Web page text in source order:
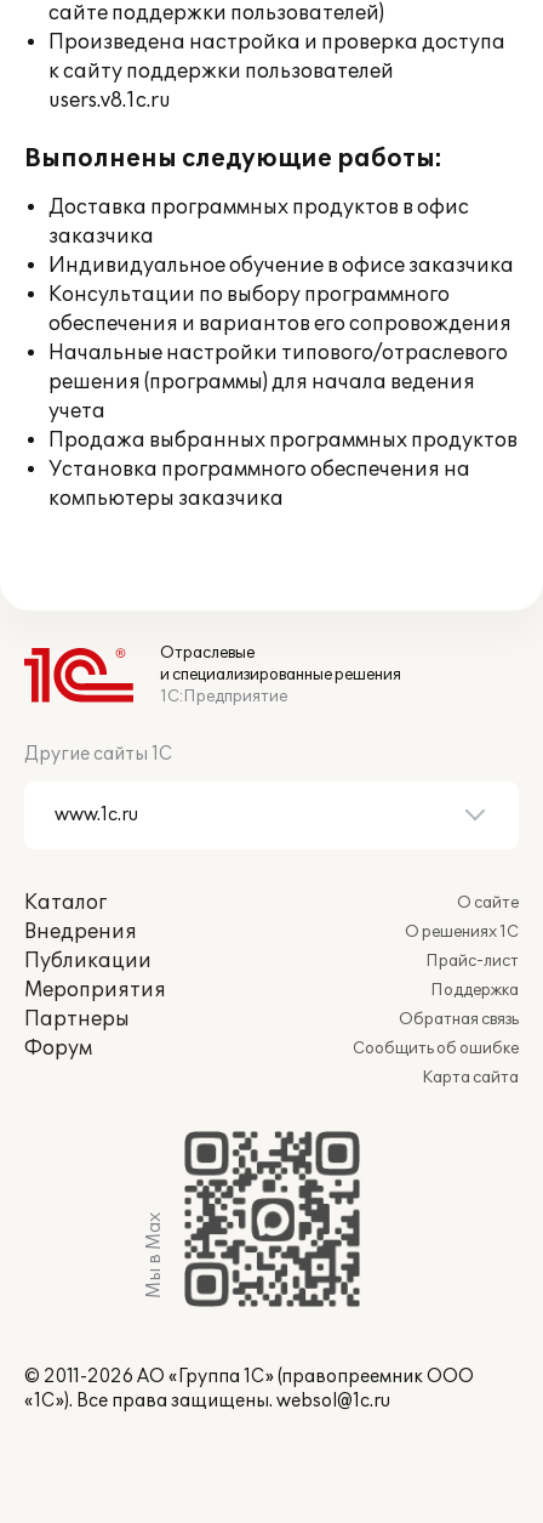
сайте поддержки пользователей)
Произведена настройка и проверка доступа
к сайту поддержки пользователей
users.v8.1c.ru
Выполнены следующие работы:
Доставка программных продуктов в офис
заказчика
Индивидуальное обучение в офисе заказчика
Консультации по выбору программного
обеспечения и вариантов его сопровождения
Начальные настройки типового/отраслевого
решения (программы) для начала ведения
учета
Продажа выбранных программных продуктов
Установка программного обеспечения на
компьютеры заказчика
Отраслевые
и специализированные решения
1С:Предприятие
Другие сайты 1С
Каталог
Внедрения
Публикации
Мероприятия
Партнеры
Форум
О сайте
О решениях 1С
Прайс-лист
Поддержка
Обратная связь
Сообщить об ошибке
Карта сайта
Мы в Max
© 2011-2026 АО «Группа 1С» (правопреемник ООО
«1С»). Все права защищены. websol@1c.ru